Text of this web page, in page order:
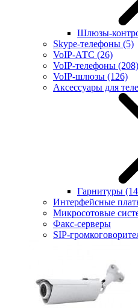
Шлюзы-
Skype-телефоны (5)
VoIP-АТС (26)
VoIP-телефоны (208)
VoIP-шлюзы (126)
Аксессуары для
Гарнитуры
Интерфейсные
Микросотовые
Факс-серверы
SIP-